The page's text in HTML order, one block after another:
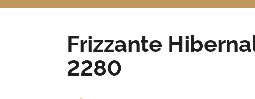
Frizzante
2280